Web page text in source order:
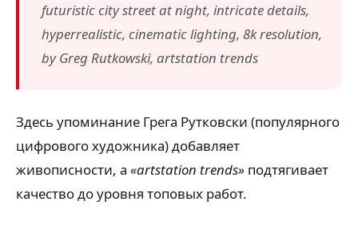
futuristic city street at night, intricate details,
hyperrealistic, cinematic lighting, 8k resolution,
by Greg Rutkowski, artstation trends
Здесь упоминание Грега Рутковски (популярного
цифрового художника) добавляет
живописности, а «artstation trends» подтягивает
качество до уровня топовых работ.